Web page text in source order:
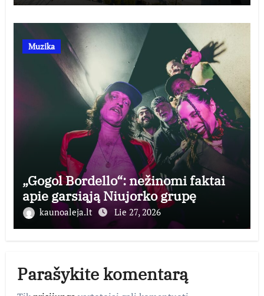
Muzika
„Gogol Bordello“: nežinomi faktai
apie garsiąją Niujorko grupę
kaunoaleja.lt Lie 27, 2026
Parašykite komentarą